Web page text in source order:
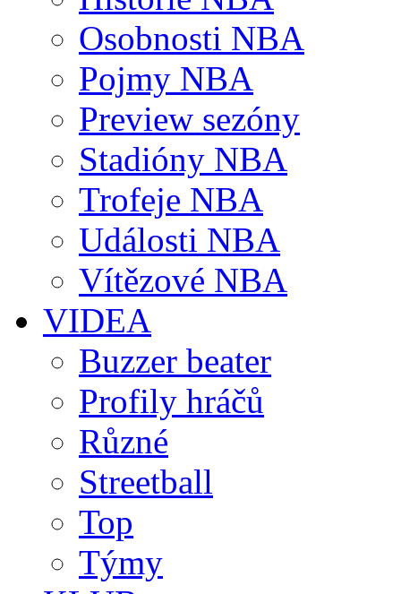
Osobnosti NBA
Pojmy NBA
Preview sezóny
Stadióny NBA
Trofeje NBA
Události NBA
Vítězové NBA
VIDEA
Buzzer beater
Profily hráčů
Různé
Streetball
Top
Týmy